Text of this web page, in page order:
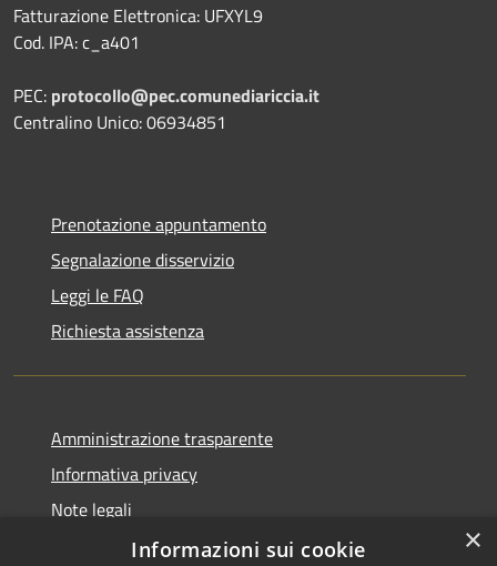
Fatturazione Elettronica: UFXYL9
Cod. IPA: c_a401
PEC: protocollo@pec.comunediariccia.it
Centralino Unico: 06934851
Prenotazione appuntamento
Segnalazione disservizio
Leggi le FAQ
Richiesta assistenza
Amministrazione trasparente
Informativa privacy
Note legali
Dichiarazione di accessibilità
×
Informazioni sui cookie